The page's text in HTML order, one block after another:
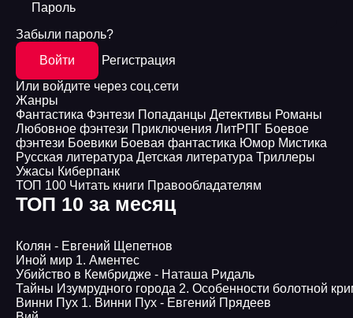
Пароль
Забыли пароль?
Войти
Регистрация
Или войдите через соц.сети
Жанры
Фантастика Фэнтези Попаданцы Детективы Романы
Любовное фэнтези Приключения ЛитРПГ Боевое
фэнтези Боевики Боевая фантастика Юмор Мистика
Русская литература Детская литература Триллеры
Ужасы Киберпанк
ТОП 100 Читать книги Правообладателям
ТОП 10 за месяц
Колян - Евгений Щепетнов
Иной мир 1. Аментес
Убийство в Кембридже - Наташа Ридаль
Тайны Изумрудного города 2. Особенности болотной
Винни Пух 1. Винни Пух - Евгений Прядеев